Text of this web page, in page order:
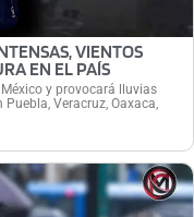
VIENTOS
EN EL PAÍS
y provocará lluvias
Veracruz, Oaxaca,